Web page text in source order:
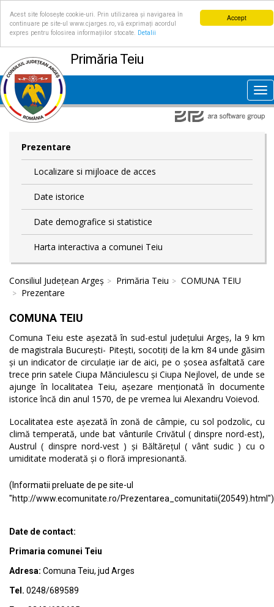
Accept
Acest site folosește cookie-uri. Prin utilizarea și navigarea în
continuare pe site-ul www.cjarges.ro, vă exprimați acordul
expres pentru folosirea informațiilor stocate.
Detalii
Primăria Teiu
Prezentare
Localizare si mijloace de acces
Date istorice
Date demografice si statistice
Harta interactiva a comunei Teiu
Consiliul Județean Argeș Primăria Teiu
COMUNA TEIU
Prezentare
COMUNA TEIU
Comuna Teiu este așezată în sud-estul județului Argeș, la 9 km
de magistrala București- Pitești, socotiți de la km 84 unde găsim
și un indicator de circulație iar de aici, pe o șosea asfaltată care
trece prin satele Ciupa Mănciulescu și Ciupa Nejlovel, de unde se
ajunge în localitatea Teiu, așezare menționată în documente
istorice încă din anul 1570, de pe vremea lui Alexandru Voievod.
Localitatea este așezată în zonă de câmpie, cu sol podzolic, cu
climă temperată, unde bat vânturile Crivătul ( dinspre nord-est),
Austrul ( dinspre nord-vest ) și Băltărețul ( vânt sudic ) cu o
umiditate moderată și o floră impresionantă.
(Informatii preluate de pe site-ul
"http://www.ecomunitate.ro/Prezentarea_comunitatii(20549).html")
Date de contact:
Primaria comunei Teiu
Adresa: Comuna Teiu, jud Arges
Tel. 0248/689589